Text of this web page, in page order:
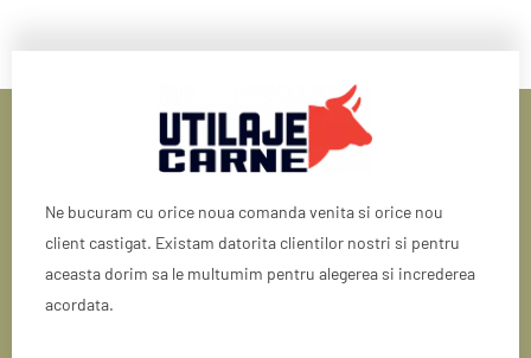
Ne bucuram cu orice noua comanda venita si orice nou
client castigat. Existam datorita clientilor nostri si pentru
aceasta dorim sa le multumim pentru alegerea si increderea
acordata.